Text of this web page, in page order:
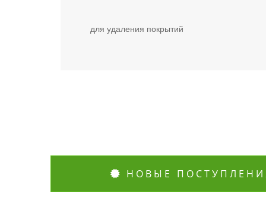
для удаления покрытий
НОВЫЕ